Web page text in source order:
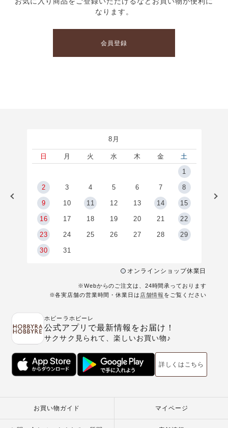
なります。
会員登録
8月
日 月 火 水 木 金
土
1
2 3 4 5 6 7 8
9 10 11 12 13 14 15
16 17 18 19 20 21 22
23 24 25 26 27 28 29
30 31
オンラインショップ休業日
※Webからのご注文は、24時間承っております
※各実店舗の営業時間・休業日は 店舗情報 をご覧ください
ホビーラホビーレ
公式アプリで最新情報をお届け！
サクサク見られて、楽しいお買い物♪
詳しくはこちら
お買い物ガイド マイページ